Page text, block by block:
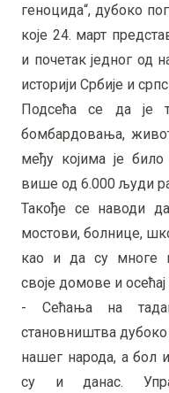
геноцида“, дубоко
које 24. март
и почетак једног од
историји Србије и
Подсећа се да је
бомбардовања,
међу којима је
више од 6.000 људи
Такође се наводи
мостови, болнице,
као и да су многе
своје домове и осећај
- Сећања на
становништва дубоко
нашег народа, а бол
су и данас.